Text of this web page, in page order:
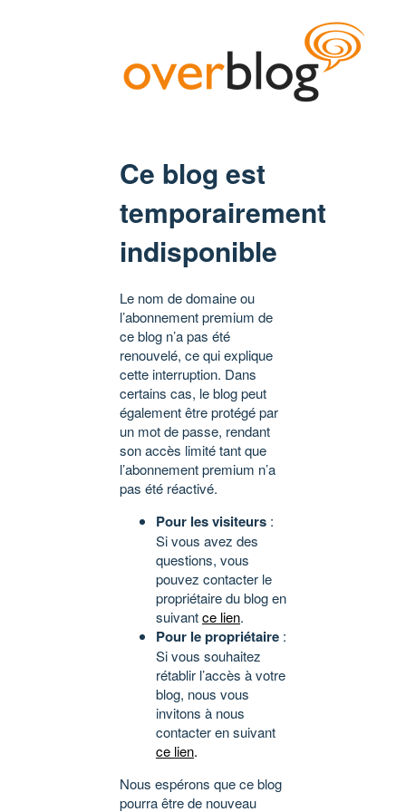
Ce blog est
temporairement
indisponible
Le nom de domaine ou
l’abonnement premium de
ce blog n’a pas été
renouvelé, ce qui explique
cette interruption. Dans
certains cas, le blog peut
également être protégé par
un mot de passe, rendant
son accès limité tant que
l’abonnement premium n’a
pas été réactivé.
Pour les visiteurs :
Si vous avez des
questions, vous
pouvez contacter le
propriétaire du blog en
suivantce lien.
Pour le propriétaire :
Si vous souhaitez
rétablir l’accès à votre
blog, nous vous
invitons à nous
contacter en suivant
ce lien.
Nous espérons que ce blog
pourra être de nouveau